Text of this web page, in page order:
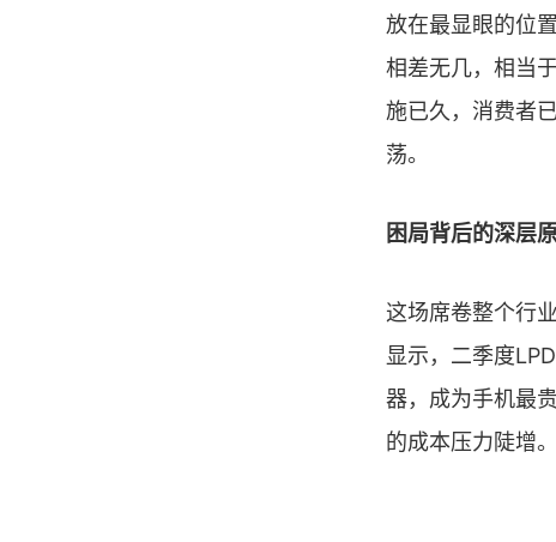
放在最显眼的位
相差无几，相当
施已久，消费者
荡。
困局背后的深层
这场席卷整个行
显示，二季度
器，成为手机最
的成本压力陡增。